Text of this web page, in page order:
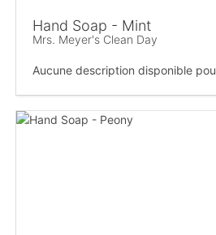
Hand Soap - Mint
Mrs. Meyer's Clean Day
Aucune description disponible